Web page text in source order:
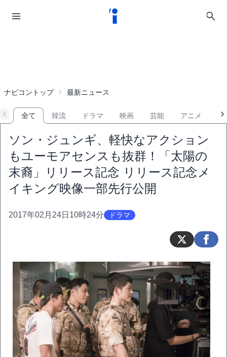
ナビコントップ 最新ニュース
全て 韓流 ドラマ 映画 芸能 アニメ
ソン・ジュンギ、軽快なアクション
もユーモアセンスも抜群！「太陽の
末裔」リリース記念 リリース記念メ
イキング映像一部先行公開
2017年02月24日10時24分 ドラマ